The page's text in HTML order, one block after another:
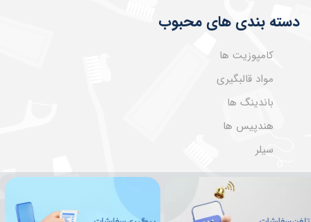
دسته بندی های محبوب
کامپوزیت ها
مواد قالبگیری
باندینگ ها
هندپیس ها
سیلر